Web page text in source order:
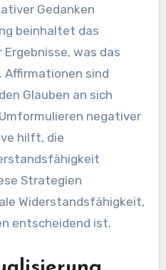
Gedanken
beinhaltet das
was das
sind
Glauben an sich
negativer
hilft, die
Strategien
Widerstandsfähigkeit,
entscheidend ist.